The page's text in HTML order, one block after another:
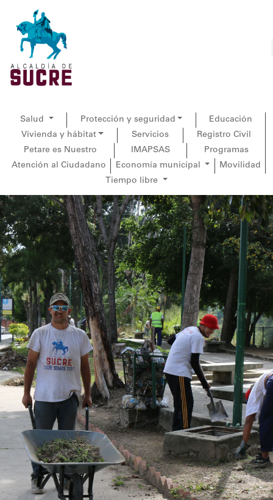
Salud Protección y seguridad
Educación
Vivienda y hábitat
Servicios
Registro Civil
Petare es Nuestro
IMAPSAS
Programas
Atención al Ciudadano
Economía municipal
Movilidad
Tiempo libre